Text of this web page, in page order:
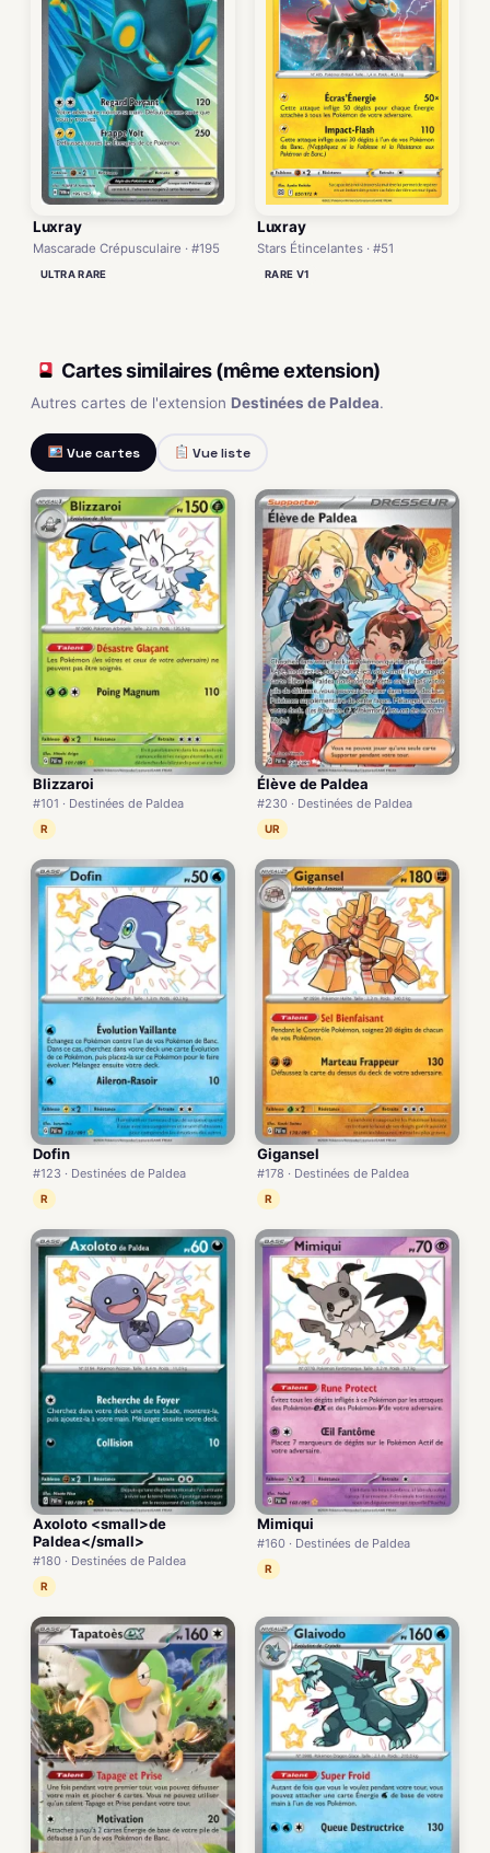
Luxray
Mascarade Crépusculaire · #195
ULTRA RARE
Luxray
Stars Étincelantes · #51
RARE V1
Cartes similaires (même extension)
Autres cartes de l'extension Destinées de Paldea.
Vue cartes Vue liste
Blizzaroi
#101 · Destinées de Paldea
R
Élève de Paldea
#230 · Destinées de Paldea
UR
Dofin
#123 · Destinées de Paldea
R
Gigansel
#178 · Destinées de Paldea
R
Axoloto <small>de
Paldea</small>
#180 · Destinées de Paldea
R
Mimiqui
#160 · Destinées de Paldea
R